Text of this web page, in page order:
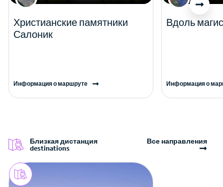
Христианские памятники
Салоник
Информация о маршруте
Вдоль
Информация о
Близкая дистанция
destinations
Все направления